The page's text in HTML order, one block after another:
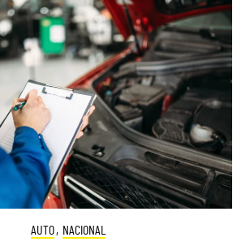
AUTO, NACIONAL